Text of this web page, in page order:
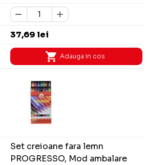
37,69 lei
Adauga in cos
Set creioane fara lemn
PROGRESSO, Mod ambalare